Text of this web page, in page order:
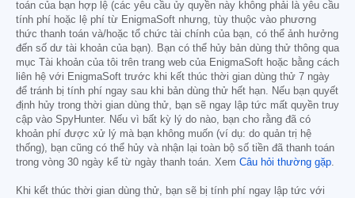
toán của bạn hợp lệ (các yêu cầu ủy quyền này không phải là yêu cầu
tính phí hoặc lệ phí từ EnigmaSoft nhưng, tùy thuộc vào phương
thức thanh toán và/hoặc tổ chức tài chính của bạn, có thể ảnh hưởng
đến số dư tài khoản của bạn). Bạn có thể hủy bản dùng thử thông qua
mục Tài khoản của tôi trên trang web của EnigmaSoft hoặc bằng cách
liên hệ với EnigmaSoft trước khi kết thúc thời gian dùng thử 7 ngày
để tránh bị tính phí ngay sau khi bản dùng thử hết hạn. Nếu bạn quyết
định hủy trong thời gian dùng thử, bạn sẽ ngay lập tức mất quyền truy
cập vào SpyHunter. Nếu vì bất kỳ lý do nào, bạn cho rằng đã có
khoản phí được xử lý mà bạn không muốn (ví dụ: do quản trị hệ
thống), bạn cũng có thể hủy và nhận lại toàn bộ số tiền đã thanh toán
trong vòng 30 ngày kể từ ngày thanh toán. Xem Câu hỏi thường gặp.
Khi kết thúc thời gian dùng thử, bạn sẽ bị tính phí ngay lập tức với